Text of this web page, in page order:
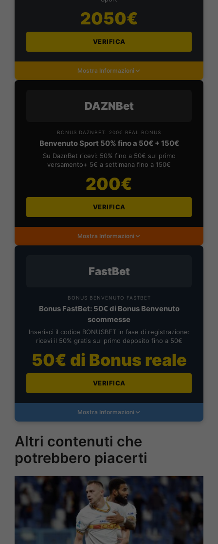
2050€
VERIFICA
Mostra Informazioni
DAZNBet
BONUS DAZNBET: 200€ REAL BONUS
Benvenuto Sport 50% fino a 50€ + 150€
Su DaznBet ricevi: 50% fino a 50€ sul primo
versamento+ 5€ a settimana fino a 150€
200€
VERIFICA
Mostra Informazioni
FastBet
BONUS BENVENUTO FASTBET
Bonus FastBet: 50€ di Bonus Benvenuto
scommesse
Inserisci il codice BONUSBET in fase di registrazione:
ricevi il 50% gratis sul primo deposito fino a 50€
50€ di Bonus reale
VERIFICA
Mostra Informazioni
Altri contenuti che
potrebbero piacerti